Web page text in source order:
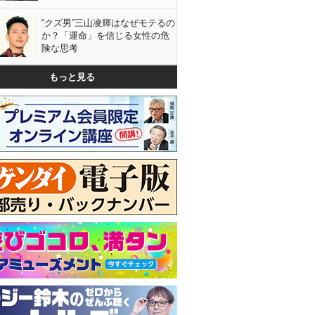
“クズ男”三山凌輝はなぜモテるの
か？「運命」を信じる女性の危
険な思考
もっと見る